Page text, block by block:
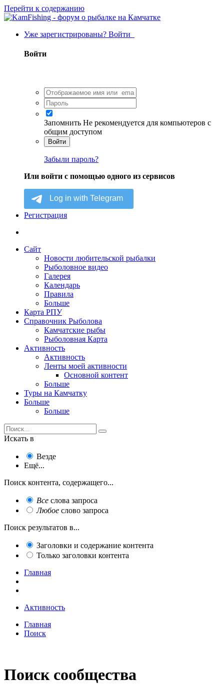
Перейти к содержанию
Уже зарегистрированы? Войти
Войти
Запомнить Не рекомендуется для компьютеров с
общим доступом
Войти
Забыли пароль?
Или войти с помощью одного из сервисов
Регистрация
Сайт
Новости любительской рыбалки
Рыболовное видео
Галерея
Календарь
Правила
Больше
Карта РПУ
Справочник Рыболова
Камчатские рыбы
Рыболовная Карта
Активность
Активность
Ленты моей активности
Основной контент
Больше
Туры на Камчатку
Больше
Больше
Искать в
Везде
Ещё...
Поиск контента, содержащего...
Все слова запроса
Любое слово запроса
Поиск результатов в...
Заголовки и содержание контента
Только заголовки контента
Главная
Активность
Главная
Поиск
Поиск сообщества